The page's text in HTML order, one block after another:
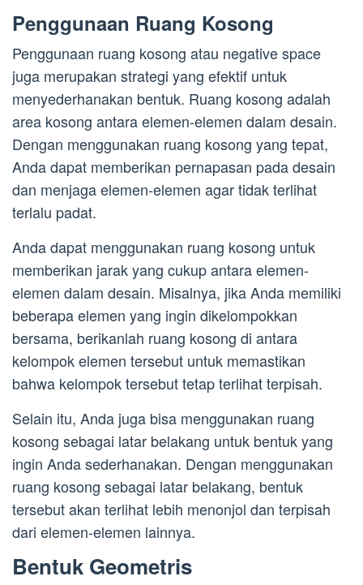
Penggunaan Ruang Kosong
Penggunaan ruang kosong atau negative space
juga merupakan strategi yang efektif untuk
menyederhanakan bentuk. Ruang kosong adalah
area kosong antara elemen-elemen dalam desain.
Dengan menggunakan ruang kosong yang tepat,
Anda dapat memberikan pernapasan pada desain
dan menjaga elemen-elemen agar tidak terlihat
terlalu padat.
Anda dapat menggunakan ruang kosong untuk
memberikan jarak yang cukup antara elemen-
elemen dalam desain. Misalnya, jika Anda memiliki
beberapa elemen yang ingin dikelompokkan
bersama, berikanlah ruang kosong di antara
kelompok elemen tersebut untuk memastikan
bahwa kelompok tersebut tetap terlihat terpisah.
Selain itu, Anda juga bisa menggunakan ruang
kosong sebagai latar belakang untuk bentuk yang
ingin Anda sederhanakan. Dengan menggunakan
ruang kosong sebagai latar belakang, bentuk
tersebut akan terlihat lebih menonjol dan terpisah
dari elemen-elemen lainnya.
Bentuk Geometris